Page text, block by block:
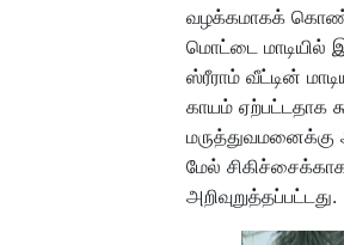
வழக்கமாகக்
மொட்டை மாடியில்
ஸ்ரீராம் வீட்டின்
காயம் ஏற்பட்டதாக
மேல்
அறிவுறுத்தப்பட்டது.